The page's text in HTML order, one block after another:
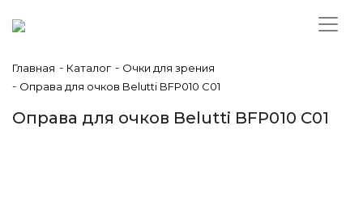
Главная - Каталог - Очки для зрения
- Оправа для очков Belutti BFP010 C01
Оправа для очков Belutti BFP010 C01